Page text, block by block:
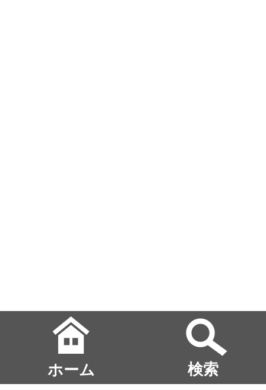
ホーム 検索